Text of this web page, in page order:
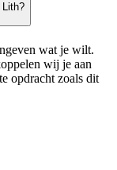
Lith?
wat je wilt.
wij je aan
opdracht zoals dit